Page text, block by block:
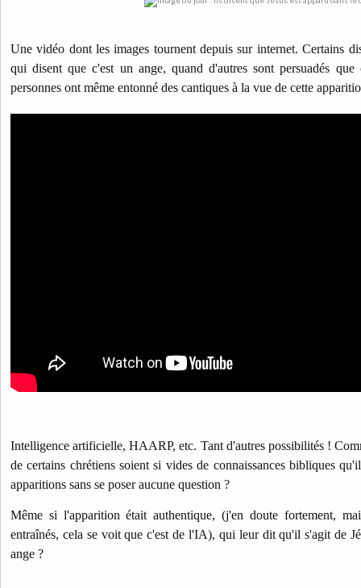
Une vidéo dont les images tournent depuis sur internet. Certains
qui disent que c'est un ange, quand d'autres sont persuadés que
personnes ont même entonné des cantiques à la vue de cette
Intelligence artificielle, HAARP, etc. Tant d'autres possibilités !
de certains chrétiens soient si vides de connaissances bibliques
apparitions sans se poser aucune question ?
Même si l'apparition était authentique, (j'en doute fortement,
entraînés, cela se voit que c'est de l'IA), qui leur dit qu'il s'agit de
ange ?